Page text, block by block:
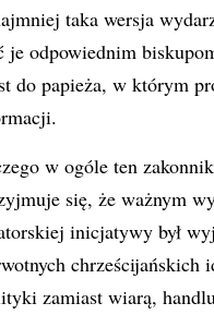
taka wersja
odpowiednim
do papieża, w którym
w ogóle ten
się, że ważnym
inicjatywy był
chrześcijańskich
zamiast wiarą,